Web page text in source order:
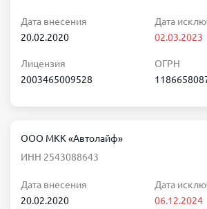
Дата внесения
20.02.2020
Дата
02.03.2023
Лицензия
2003465009528
ОГРН
ООО МКК «Автолайф»
ИНН 2543088643
Дата внесения
20.02.2020
Дата
06.12.2024